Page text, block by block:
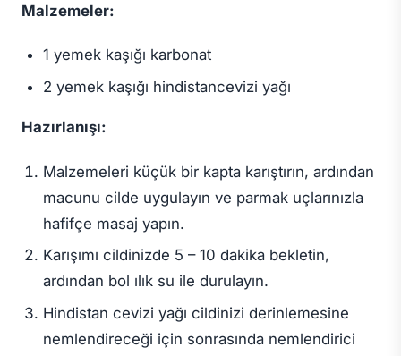
Malzemeler:
1 yemek kaşığı karbonat
2 yemek kaşığı hindistancevizi yağı
Hazırlanışı:
Malzemeleri küçük bir kapta karıştırın, ardından
macunu cilde uygulayın ve parmak uçlarınızla
hafifçe masaj yapın.
Karışımı cildinizde 5 – 10 dakika bekletin,
ardından bol ılık su ile durulayın.
Hindistan cevizi yağı cildinizi derinlemesine
nemlendireceği için sonrasında nemlendirici